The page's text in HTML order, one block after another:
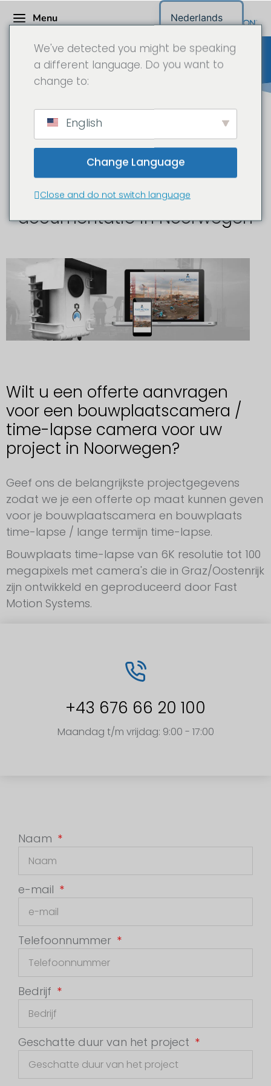
Menu
Bouwplaats camera
Noorwegen
Bouwplaats time-lapse en
documentatie in Noorwegen
Wilt u een offerte aanvragen
voor een bouwplaatscamera /
time-lapse camera voor uw
project in Noorwegen?
Geef ons de belangrijkste projectgegevens
zodat we je een offerte op maat kunnen geven
voor je bouwplaatscamera en bouwplaats
time-lapse / lange termijn time-lapse.
Bouwplaats time-lapse van 6K resolutie tot 100
megapixels met camera's die in Graz/Oostenrijk
zijn ontwikkeld en geproduceerd door Fast
Motion Systems.
+43 676 66 20 100
Maandag t/m vrijdag: 9:00 - 17:00
Naam
e-mail
Telefoonnummer
Bedrijf
Geschatte duur van het project
We've detected you might be speaking
a different language. Do you want to
change to:
English
Change Language
Close and do not switch language
Nederlands